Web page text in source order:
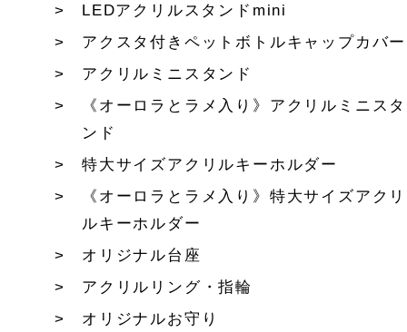
LEDアクリルスタンドmini
アクスタ付きペットボトルキャップカバー
アクリルミニスタンド
《オーロラとラメ入り》アクリルミニスタ
ンド
特大サイズアクリルキーホルダー
《オーロラとラメ入り》特大サイズアクリ
ルキーホルダー
オリジナル台座
アクリルリング・指輪
オリジナルお守り